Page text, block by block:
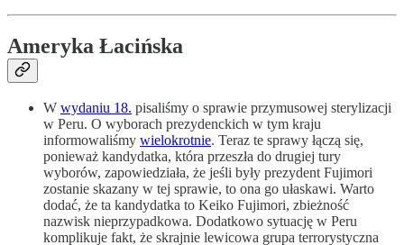
Ameryka Łacińska
W wydaniu 18. pisaliśmy o sprawie przymusowej sterylizacji
w Peru. O wyborach prezydenckich w tym kraju
informowaliśmy wielokrotnie. Teraz te sprawy łączą się,
ponieważ kandydatka, która przeszła do drugiej tury
wyborów, zapowiedziała, że jeśli były prezydent Fujimori
zostanie skazany w tej sprawie, to ona go ułaskawi. Warto
dodać, że ta kandydatka to Keiko Fujimori, zbieżność
nazwisk nieprzypadkowa. Dodatkowo sytuację w Peru
komplikuje fakt, że skrajnie lewicowa grupa terrorystyczna